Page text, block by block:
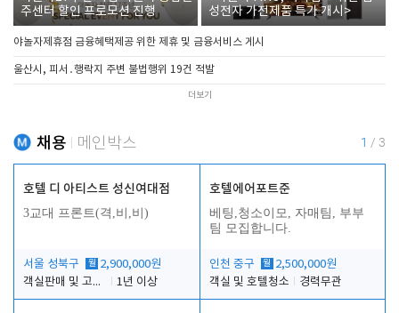
주센터 할인 프로모션 진행
성전자 가전제품 특가 개시>
야놀자제휴점 금융혜택제공 위한 제휴 및 금융서비스 게시
울산시, 피서․행락지 주변 불법행위 19건 적발
더보기
채용 메인박스 1 / 3
호텔 디 아티스트 성신여대점
3교대 프론트(격,비,비)
서울 성북구 월 2,900,000원
객실판매 및 고객응대
1년 이상
호텔에어포트준
베팅,청소이모, 자매팀, 부부
팀 모집합니다.
인천 중구 월 2,500,000원
객실 및 호텔청소
경력무관